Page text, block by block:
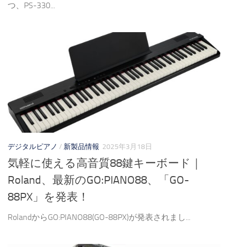
つ、PS-330...
デジタルピアノ / 新製品情報 2025年3月18日
気軽に使える高音質88鍵キーボード｜
Roland、最新のGO:PIANO88、「GO-
88PX」を発表！
RolandからGO:PIANO88(GO-88PX)が発表されまし...